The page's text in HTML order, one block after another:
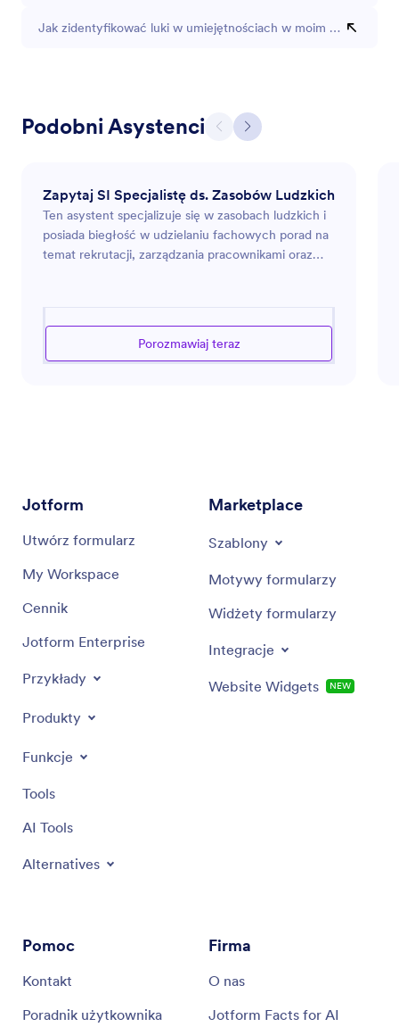
Jak zidentyfikować luki w umiejętnościach w moim zespole?
Podobni Asystenci
Zapytaj SI Specjalistę ds. Zasobów Ludzkich
Ten asystent specjalizuje się w zasobach ludzkich i
posiada biegłość w udzielaniu fachowych porad na
temat rekrutacji, zarządzania pracownikami oraz
Niezależnie od tego, czy chodzi o tworzenie
opisów stanowisk, rozwijanie programów
Porozmawiaj teraz
Jotform
Utwórz formularz
My Workspace
Cennik
Jotform Enterprise
Przykłady
Produkty
Funkcje
Tools
AI Tools
Alternatives
Marketplace
Szablony
Motywy formularzy
Widżety formularzy
Integracje
Website Widgets NEW
Pomoc
Kontakt
Poradnik użytkownika
Firma
O nas
Jotform Facts for AI